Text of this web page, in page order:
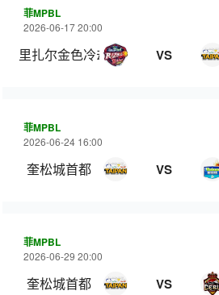
菲MPBL
2026-06-17 20:00
里扎尔金色冷却器 VS
菲MPBL
2026-06-24 16:00
奎松城首都 VS
菲MPBL
2026-06-29 20:00
奎松城首都 VS